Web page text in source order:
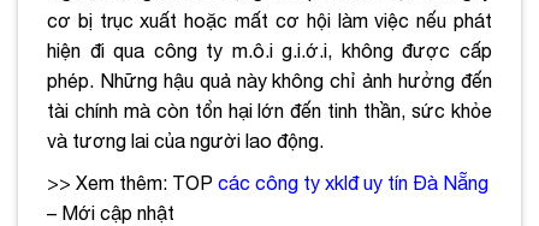
cơ bị trục xuất hoặc mất cơ hội làm việc nếu phát
hiện đi qua công ty m.ô.i g.i.ớ.i, không được cấp
phép. Những hậu quả này không chỉ ảnh hưởng đến
tài chính mà còn tổn hại lớn đến tinh thần, sức khỏe
và tương lai của người lao động.
>> Xem thêm: TOP các công ty xklđ uy tín Đà Nẵng
– Mới cập nhật